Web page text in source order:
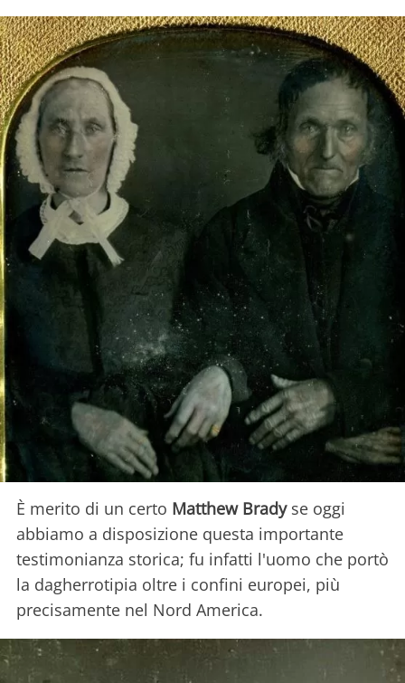
È merito di un certo Matthew Bradyse oggi
abbiamo a disposizione questa importante
testimonianza storica; fu infatti l'uomo che portò
la dagherrotipia oltre i confini europei, più
precisamente nel Nord America.